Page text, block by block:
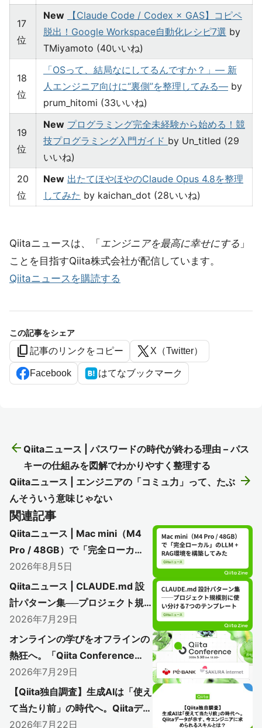
17
位
New
【Claude Code / Codex × GAS】コピペ
脱出！Google Workspace自動化レシピ7選 by
TMiyamoto (40いいね)
18
位
「OSって、結局なにしてるんですか？」— 新
人エンジニア向けに“裏側”を整理してみる— by
prum_hitomi (33いいね)
19
位
New プログラミング完全未経験から始める！競
技プログラミング入門ガイド by Un_titled (29
いいね)
20
位
New 出たてほやほやのClaude Opus 4.8を整理
してみた by kaichan_dot (28いいね)
Qiitaニュースは、「 エンジニアを最高に幸せにする 」
ことを目指すQiita株式会社が配信しています。
Qiitaニュースを購読する
この記事をシェア
content_copy 記事のリンクをコピー X（Twitter）
Facebook はてなブックマーク
arrow_back Qiitaニュース | パスワードの時代が終わる理由 – パス
キーの仕組みを図解でわかりやすく整理する
arrow_forward
Qiitaニュース | エンジニアの「コミュ力」って、たぶ
んそういう意味じゃない
関連記事
Qiitaニュース | Mac mini（M4
Pro / 48GB）で「完全ローカ
ル」のLLM + RAG環境を構築し
てみた
2026年8月5日
Qiitaニュース | CLAUDE.md 設
計パターン集──プロジェクト規
模別に使い分ける7つのテンプレ
ート
2026年7月29日
オンラインの学びをオフラインの
熱狂へ。「Qiita Conference
2026」で初のアフターイベント
開催レポート
〜AI時代のエンジニアリングを語り尽く
した熱い1日をレポート〜
2026年7月29日
【Qiita独自調査】生成AIは「使え
て当たり前」の時代へ。Qiitaデー
タが示す、今エンジニアに求めら
2026年7月22日